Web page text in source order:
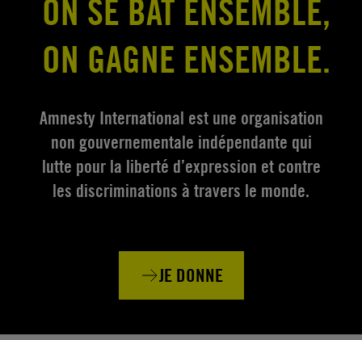
ON SE BAT ENSEMBLE,
ON GAGNE ENSEMBLE.
Amnesty International est une organisation
non gouvernementale indépendante qui
lutte pour la liberté d’expression et contre
les discriminations à travers le monde.
JE DONNE